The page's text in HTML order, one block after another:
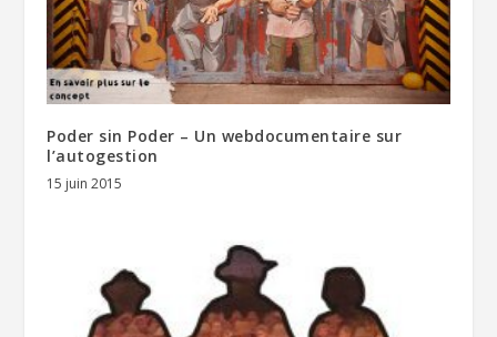
Poder sin Poder – Un webdocumentaire sur
l’autogestion
15 juin 2015